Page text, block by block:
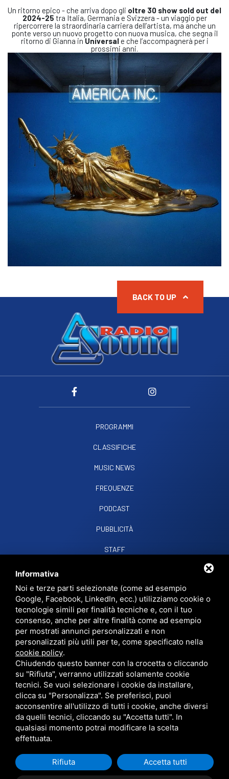
Un ritorno epico - che arriva dopo gli oltre 30 show sold out del
2024-25 tra Italia, Germania e Svizzera - un viaggio per
ripercorrere la straordinaria carriera dell’artista, ma anche un
ponte verso un nuovo progetto con nuova musica, che segna il
ritorno di Gianna inUniversale che l’accompagnerà per i
prossimi anni.
PROGRAMMI
CLASSIFICHE
MUSIC NEWS
FREQUENZE
PODCAST
PUBBLICITÀ
STAFF
RADIO SOUND SNCVIALE PAPA GIOVANNI XXIII, 39, 44021 CODIGORO FE
D.L. 34/2019 EROG. PUBBLICHE
PRIVACY•SITEMAP• QUESTO SITO È PROTETTO DA GOOGLE RECAPTCHA
V3,PRIVACY POLICYETERMS OF SERVICEDI GOOGLE.
BACK TO UP
Informativa
Noi e terze parti selezionate (come ad esempio
Google, Facebook, LinkedIn, ecc.) utilizziamo cookie o
tecnologie simili per finalità tecniche e, con il tuo
consenso, anche per altre finalità come ad esempio
per mostrati annunci personalizzati e non
personalizzati più utili per te, come specificato nella
cookie policy.
Chiudendo questo banner con la crocetta o cliccando
su "Rifiuta", verranno utilizzati solamente cookie
tecnici. Se vuoi selezionare i cookie da installare,
clicca su "Personalizza". Se preferisci, puoi
acconsentire all'utilizzo di tutti i cookie, anche diversi
da quelli tecnici, cliccando su "Accetta tutti". In
qualsiasi momento potrai modificare la scelta
effettuata.
Rifiuta Accetta tutti